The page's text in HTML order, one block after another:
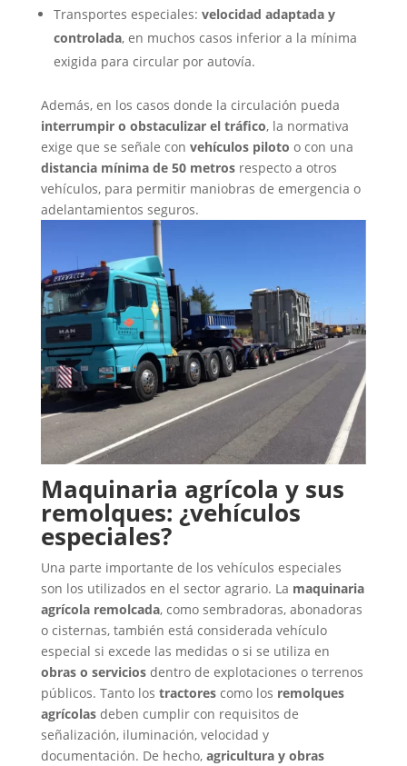
Transportes especiales: velocidad adaptada y
controlada, en muchos casos inferior a la mínima
exigida para circular por autovía.
Además, en los casos donde la circulación pueda
interrumpir o obstaculizar el tráfico, la normativa
exige que se señale con vehículos piloto o con una
distancia mínima de 50 metrosrespecto a otros
vehículos, para permitir maniobras de emergencia o
adelantamientos seguros.
Maquinaria agrícola y sus
remolques: ¿vehículos
especiales?
Una parte importante de los vehículos especiales
son los utilizados en el sector agrario. La maquinaria
agrícola remolcada, como sembradoras, abonadoras
o cisternas, también está considerada vehículo
especial si excede las medidas o si se utiliza en
obras o serviciosdentro de explotaciones o terrenos
públicos. Tanto los tractorescomo los remolques
agrícolasdeben cumplir con requisitos de
señalización, iluminación, velocidad y
documentación. De hecho, agricultura y obras